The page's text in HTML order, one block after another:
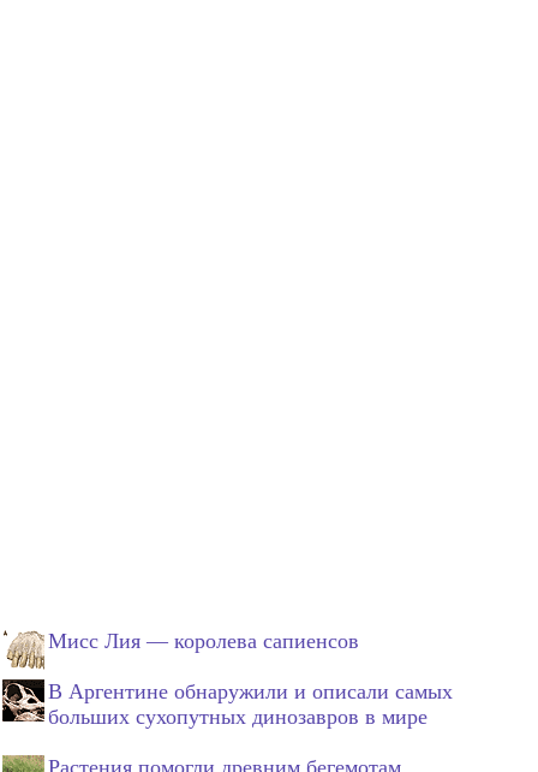
Мисс Лия — королева сапиенсов
В Аргентине обнаружили и описали самых
больших сухопутных динозавров в мире